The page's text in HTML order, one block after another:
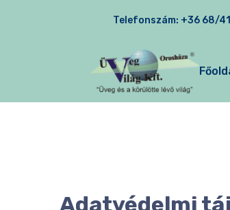
Telefonszám: +36 68/
Adatvédelmi